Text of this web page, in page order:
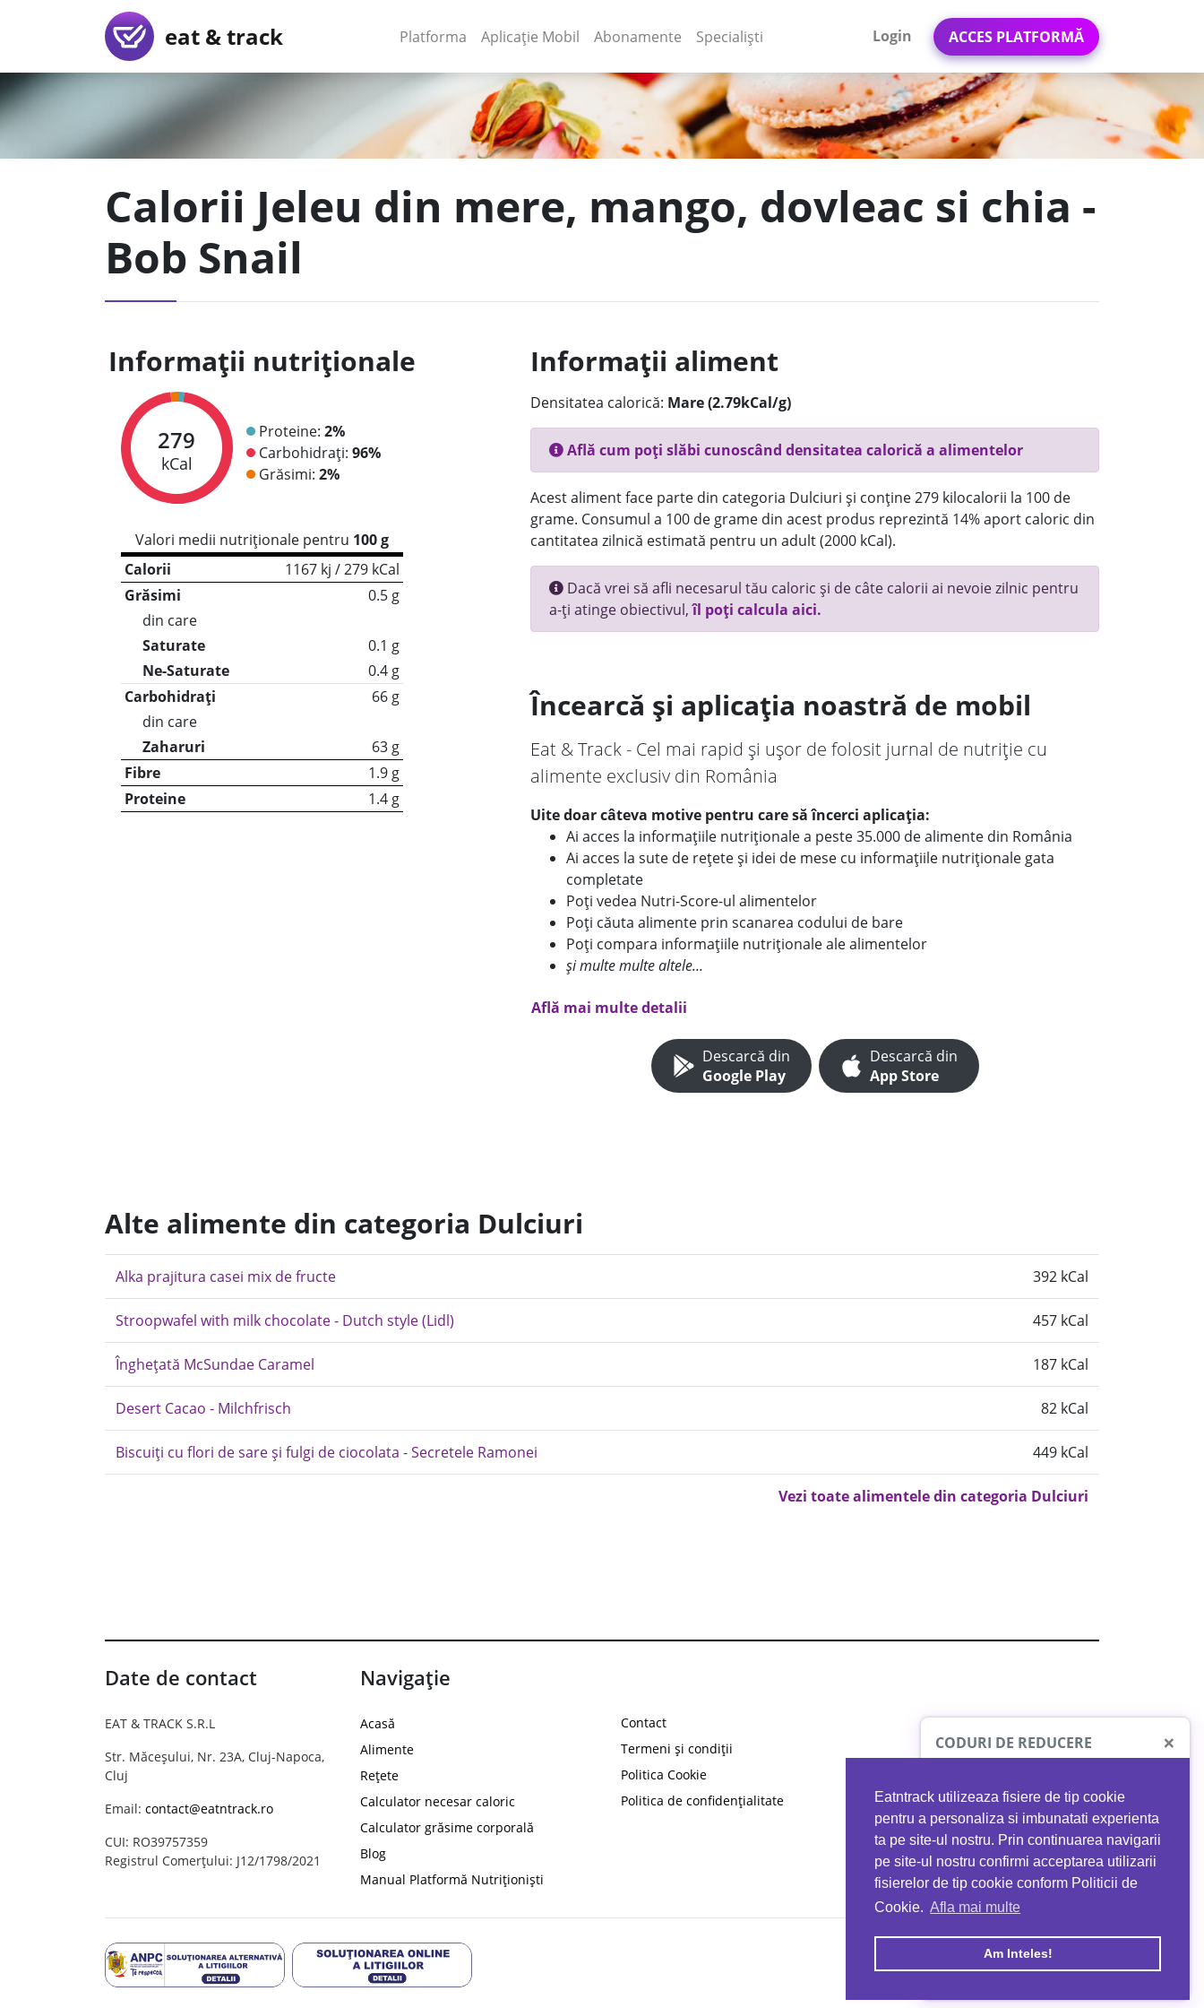
Eatntrack utilizeaza fisiere de tip cookie
pentru a personaliza si imbunatati experienta
ta pe site-ul nostru. Prin continuarea navigarii
pe site-ul nostru confirmi acceptarea utilizarii
fisierelor de tip cookie conform Politicii de
Cookie. Afla mai multe
Am Inteles!
eat & track Platforma (current)
Aplicație Mobil (current)
Abonamente Specialiști Login ACCES PLATFORMĂ
Calorii Jeleu din mere, mango, dovleac si chia -
Bob Snail
Informații nutriționale
279
kCal
Proteine: 2%
Carbohidrați: 96%
Grăsimi: 2%
Valori medii nutriționale pentru 100 g
Calorii
1167 kj / 279 kCal
Grăsimi
0.5 g
din care
Saturate
0.1 g
Ne-Saturate
0.4 g
Carbohidrați
66 g
din care
Zaharuri
63 g
Fibre
1.9 g
Proteine
1.4 g
Informații aliment
Densitatea calorică: Mare (2.79kCal/g)
Află cum poți slăbi cunoscând densitatea calorică a alimentelor
Acest aliment face parte din categoria Dulciuri și conține 279 kilocalorii la 100 de
grame. Consumul a 100 de grame din acest produs reprezintă 14% aport caloric din
cantitatea zilnică estimată pentru un adult (2000 kCal).
Dacă vrei să afli necesarul tău caloric și de câte calorii ai nevoie zilnic pentru
a-ți atinge obiectivul,îl poți calcula aici.
Încearcă și aplicația noastră de mobil
Eat & Track - Cel mai rapid și ușor de folosit jurnal de nutriție cu
alimente exclusiv din România
Uite doar câteva motive pentru care să încerci aplicația:
Ai acces la informațiile nutriționale a peste 35.000 de alimente din România
Ai acces la sute de rețete și idei de mese cu informațiile nutriționale gata
completate
Poți vedea Nutri-Score-ul alimentelor
Poți căuta alimente prin scanarea codului de bare
Poți compara informațiile nutriționale ale alimentelor
și multe multe altele...
Află mai multe detalii
Descarcă din
Google Play
Descarcă din
App Store
Alte alimente din categoria Dulciuri
Alka prajitura casei mix de fructe 392 kCal
Stroopwafel with milk chocolate - Dutch style (Lidl) 457 kCal
Îngheţată McSundae Caramel 187 kCal
Desert Cacao - Milchfrisch 82 kCal
Biscuiți cu flori de sare și fulgi de ciocolata - Secretele Ramonei 449 kCal
Vezi toate alimentele din categoria Dulciuri
Date de contact
EAT & TRACK S.R.L
Str. Măceșului, Nr. 23A, Cluj-Napoca,
Cluj
Email: contact@eatntrack.ro
CUI: RO39757359
Registrul Comerțului: J12/1798/2021
Navigație
Acasă
Alimente
Rețete
Calculator necesar caloric
Calculator grăsime corporală
Blog
Manual Platformă Nutriționiști
Contact
Termeni și condiții
Politica Cookie
Politica de confidențialitate
CODURI DE REDUCERE ×
PROTO41
reducere la orice comandă
EATNTRACK
MYPROTEIN
Ai40%reducere la orice comandă
folosind codul EATTRACK